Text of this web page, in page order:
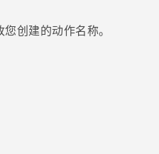
您创建的动作名称。